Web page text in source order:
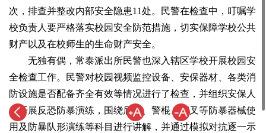
次，排查并整改内部安全隐患11处。民警在检查中，叮嘱学
校负责人要严格落实校园安全防范措施，切实保障学校公共
财产以及在校师生的生命财产安全。
无独有偶，常泰派出所民警也深入辖区学校开展校园安
全检查工作。民警对校园视频监控设备、安保器材、各类消
防设施是否配备齐全有效等情况进行了检查，并组织安保人
员开展反恐防暴演练，围绕盾牌、警棍、钢叉等防暴器械使
用及防暴队形演练等科目进行讲解，并通过模拟对抗逐一示